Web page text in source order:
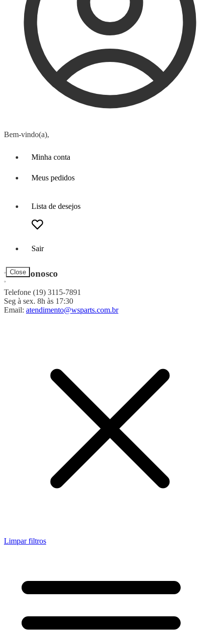
Bem-vindo(a),
Minha conta
Meus pedidos
Lista de desejos
Sair
Close
Fale Conosco
Telefone (19) 3115-7891
Seg à sex. 8h às 17:30
Email: atendimento@wsparts.com.br
Limpar filtros